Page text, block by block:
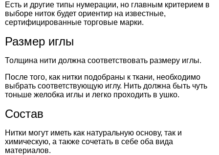
Есть и другие типы нумерации, но главным критерием в
выборе ниток будет ориентир на известные,
сертифицированные торговые марки.
Размер иглы
Толщина нити должна соответствовать размеру иглы.
После того, как нитки подобраны к ткани, необходимо
выбрать соответствующую иглу. Нить должна быть чуть
тоньше желобка иглы и легко проходить в ушко.
Состав
Нитки могут иметь как натуральную основу, так и
химическую, а также сочетать в себе оба вида
материалов.